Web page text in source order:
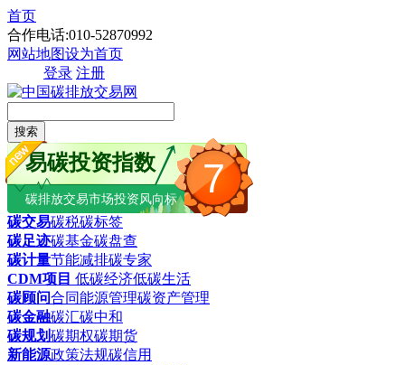
首页
合作电话:010-52870992
网站地图设为首页
登录 注册
搜索
7
易碳投资指数
碳排放交易市场投资风向标
碳交易碳税碳标签
碳足迹碳基金碳盘查
碳计量节能减排碳专家
CDM项目 低碳经济低碳生活
碳顾问合同能源管理碳资产管理
碳金融碳汇碳中和
碳规划碳期权碳期货
新能源政策法规碳信用